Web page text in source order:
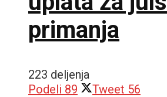
primanja
223 deljenja
Podeli 89 Tweet 56